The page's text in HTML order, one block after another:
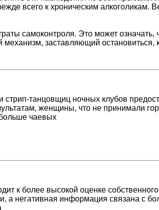
всего к хроническим алкоголикам.
самоконтроля. Это может означать,
заставляющий остановиться,
танцовщиц ночных клубов
женщины, что не принимали
чаевых
к более высокой оценке собственного
а негативная информация связана с